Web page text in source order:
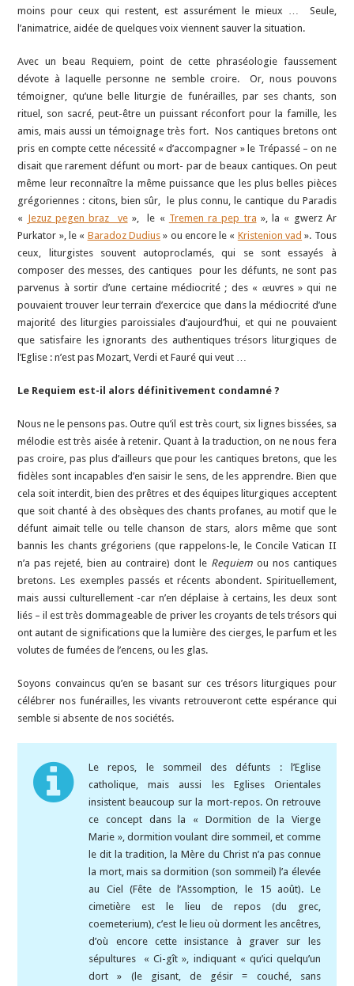
moins pour ceux qui restent, est assurément le mieux … Seule,
l’animatrice, aidée de quelques voix viennent sauver la situation.
Avec un beau Requiem, point de cette phraséologie faussement
dévote à laquelle personne ne semble croire. Or, nous pouvons
témoigner, qu’une belle liturgie de funérailles, par ses chants, son
rituel, son sacré, peut-être un puissant réconfort pour la famille, les
amis, mais aussi un témoignage très fort. Nos cantiques bretons ont
pris en compte cette nécessité « d’accompagner » le Trépassé – on ne
disait que rarement défunt ou mort- par de beaux cantiques. On peut
même leur reconnaître la même puissance que les plus belles pièces
grégoriennes : citons, bien sûr, le plus connu, le cantique du Paradis
« Jezuz pegen braz ve», le « Tremen ra pep tra », la « gwerz Ar
Purkator », le « Baradoz Dudius» ou encore le « Kristenion vad ». Tous
ceux, liturgistes souvent autoproclamés, qui se sont essayés à
composer des messes, des cantiques pour les défunts, ne sont pas
parvenus à sortir d’une certaine médiocrité ; des « œuvres » qui ne
pouvaient trouver leur terrain d’exercice que dans la médiocrité d’une
majorité des liturgies paroissiales d’aujourd’hui, et qui ne pouvaient
que satisfaire les ignorants des authentiques trésors liturgiques de
l’Eglise : n’est pas Mozart, Verdi et Fauré qui veut …
Le Requiem est-il alors définitivement condamné ?
Nous ne le pensons pas. Outre qu’il est très court, six lignes bissées, sa
mélodie est très aisée à retenir. Quant à la traduction, on ne nous fera
pas croire, pas plus d’ailleurs que pour les cantiques bretons, que les
fidèles sont incapables d’en saisir le sens, de les apprendre. Bien que
cela soit interdit, bien des prêtres et des équipes liturgiques acceptent
que soit chanté à des obsèques des chants profanes, au motif que le
défunt aimait telle ou telle chanson de stars, alors même que sont
bannis les chants grégoriens (que rappelons-le, le Concile Vatican II
n’a pas rejeté, bien au contraire) dont le Requiemou nos cantiques
bretons. Les exemples passés et récents abondent. Spirituellement,
mais aussi culturellement -car n’en déplaise à certains, les deux sont
liés – il est très dommageable de priver les croyants de tels trésors qui
ont autant de significations que la lumière des cierges, le parfum et les
volutes de fumées de l’encens, ou les glas.
Soyons convaincus qu’en se basant sur ces trésors liturgiques pour
célébrer nos funérailles, les vivants retrouveront cette espérance qui
semble si absente de nos sociétés.
Le repos, le sommeil des défunts : l’Eglise
catholique, mais aussi les Eglises Orientales
insistent beaucoup sur la mort-repos. On retrouve
ce concept dans la « Dormition de la Vierge
Marie », dormition voulant dire sommeil, et comme
le dit la tradition, la Mère du Christ n’a pas connue
la mort, mais sa dormition (son sommeil) l’a élevée
au Ciel (Fête de l’Assomption, le 15 août). Le
cimetière est le lieu de repos (du grec,
coemeterium), c’est le lieu où dorment les ancêtres,
d’où encore cette insistance à graver sur les
sépultures « Ci-gît », indiquant « qu’ici quelqu’un
dort » (le gisant, de gésir = couché, sans